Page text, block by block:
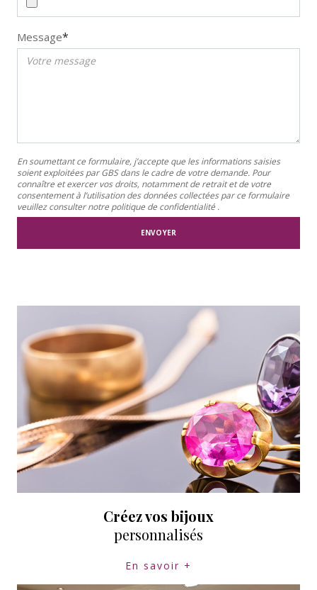
Message*
En soumettant ce formulaire, j’accepte que les informations saisies
soient exploitées par GBS dans le cadre de votre demande. Pour
connaître et exercer vos droits, notamment de retrait et de votre
consentement à l’utilisation des données collectées par ce formulaire
veuillez consulter notre politique de confidentialité .
ENVOYER
Créez vos bijoux
personnalisés
En savoir +